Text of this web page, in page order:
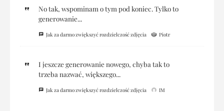
No tak, wspominam o tym pod koniec. Tylko to
generowanie...
Jak za darmo zwiększyć rozdzielczość zdjęcia Piotr
I jeszcze generowanie nowego, chyba tak to
trzeba nazwać, większego...
Jak za darmo zwiększyć rozdzielczość zdjęcia IM